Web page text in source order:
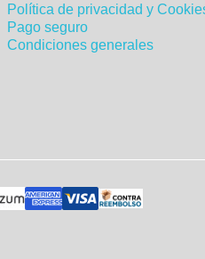
Política de privacidad y
Pago seguro
Condiciones generales